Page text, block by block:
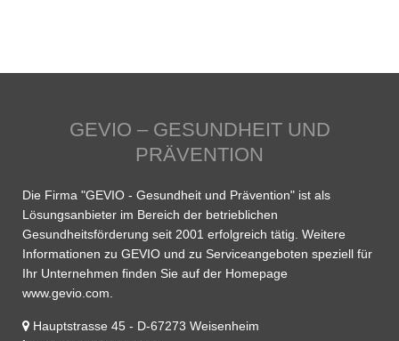
GEVIO – GESUNDHEIT UND
PRÄVENTION
Die Firma "GEVIO - Gesundheit und Prävention" ist als
Lösungsanbieter im Bereich der betrieblichen
Gesundheitsförderung seit 2001 erfolgreich tätig. Weitere
Informationen zu GEVIO und zu Serviceangeboten speziell für
Ihr Unternehmen finden Sie auf der Homepage
www.gevio.com.
Hauptstrasse 45 - D-67273 Weisenheim